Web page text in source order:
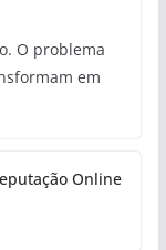
O problema
em
Online